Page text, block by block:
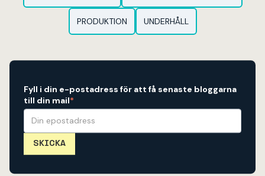
PRODUKTION UNDERHÅLL
Fyll i din e-postadress för att få senaste bloggarna
till din mail*